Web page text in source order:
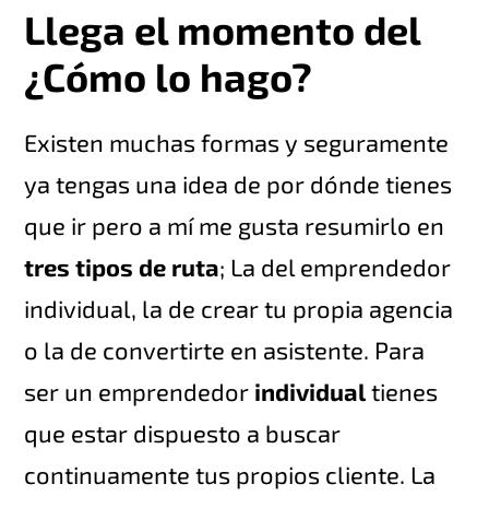
Llega el momento del
¿Cómo lo hago?
Existen muchas formas y seguramente
ya tengas una idea de por dónde tienes
que ir pero a mí me gusta resumirlo en
tres tipos de ruta; La del emprendedor
individual, la de crear tu propia agencia
o la de convertirte en asistente. Para
ser un emprendedor individualtienes
que estar dispuesto a buscar
continuamente tus propios cliente. La